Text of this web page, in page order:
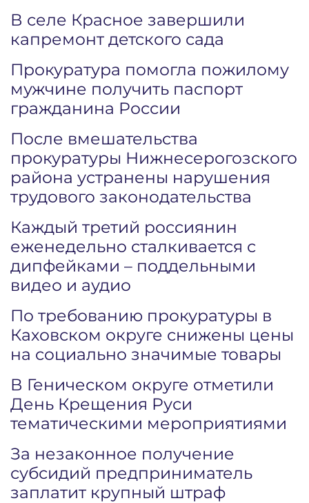
В селе Красное завершили
капремонт детского сада
Прокуратура помогла пожилому
мужчине получить паспорт
гражданина России
После вмешательства
прокуратуры Нижнесерогозского
района устранены нарушения
трудового законодательства
Каждый третий россиянин
еженедельно сталкивается с
дипфейками – поддельными
видео и аудио
По требованию прокуратуры в
Каховском округе снижены цены
на социально значимые товары
В Геническом округе отметили
День Крещения Руси
тематическими мероприятиями
За незаконное получение
субсидий предприниматель
заплатит крупный штраф